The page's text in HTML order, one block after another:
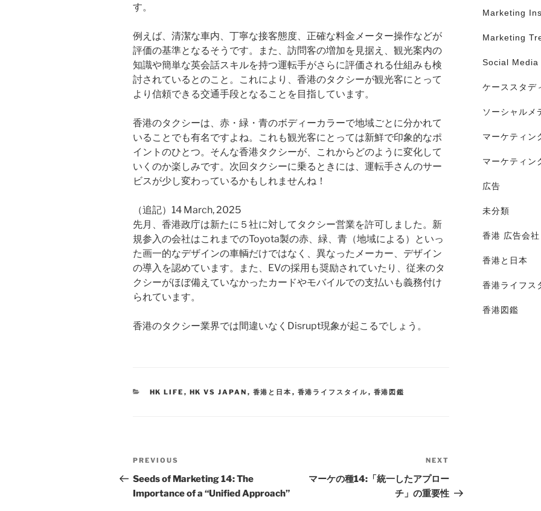
す。
例えば、清潔な車内、丁寧な接客態度、正確な料金メーター操作などが
評価の基準となるそうです。また、訪問客の増加を見据え、観光案内の
知識や簡単な英会話スキルを持つ運転手がさらに評価される仕組みも検
討されているとのこと。これにより、香港のタクシーが観光客にとって
より信頼できる交通手段となることを目指しています。
香港のタクシーは、赤・緑・青のボディーカラーで地域ごとに分かれて
いることでも有名ですよね。これも観光客にとっては新鮮で印象的なポ
イントのひとつ。そんな香港タクシーが、これからどのように変化して
いくのか楽しみです。次回タクシーに乗るときには、運転手さんのサー
ビスが少し変わっているかもしれませんね！
（追記）14 March, 2025
先月、香港政庁は新たに５社に対してタクシー営業を許可しました。新
規参入の会社はこれまでのToyota製の赤、緑、青（地域による）といっ
た画一的なデザインの車輌だけではなく、異なったメーカー、デザイン
の導入を認めています。また、EVの採用も奨励されていたり、従来のタ
クシーがほぼ備えていなかったカードやモバイルでの支払いも義務付け
られています。
香港のタクシー業界では間違いなくDisrupt現象が起こるでしょう。
HK LIFE , HK VS JAPAN , 香港と日本 , 香港ライフスタイル, 香港図鑑
PREVIOUS
Seeds of Marketing 14: The
Importance of a “Unified Approach”
NEXT
マーケの種14:「統一したアプロー
チ」の重要性
Marketing
Marketing
Social Media
ケーススタデ
ソーシャルメ
マーケティン
マーケティン
広告
未分類
香港 広告会社
香港と日本
香港ライフス
香港図鑑